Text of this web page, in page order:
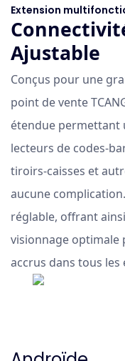
Extension
Ajustable
Conçus pour une
point de vente
étendue permettant
lecteurs de codes-
tiroirs-caisses et
aucune
réglable, offrant
visionnage
accrus dans tous